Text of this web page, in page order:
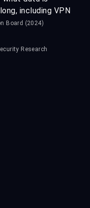
including VPN
Board (2024)
Research